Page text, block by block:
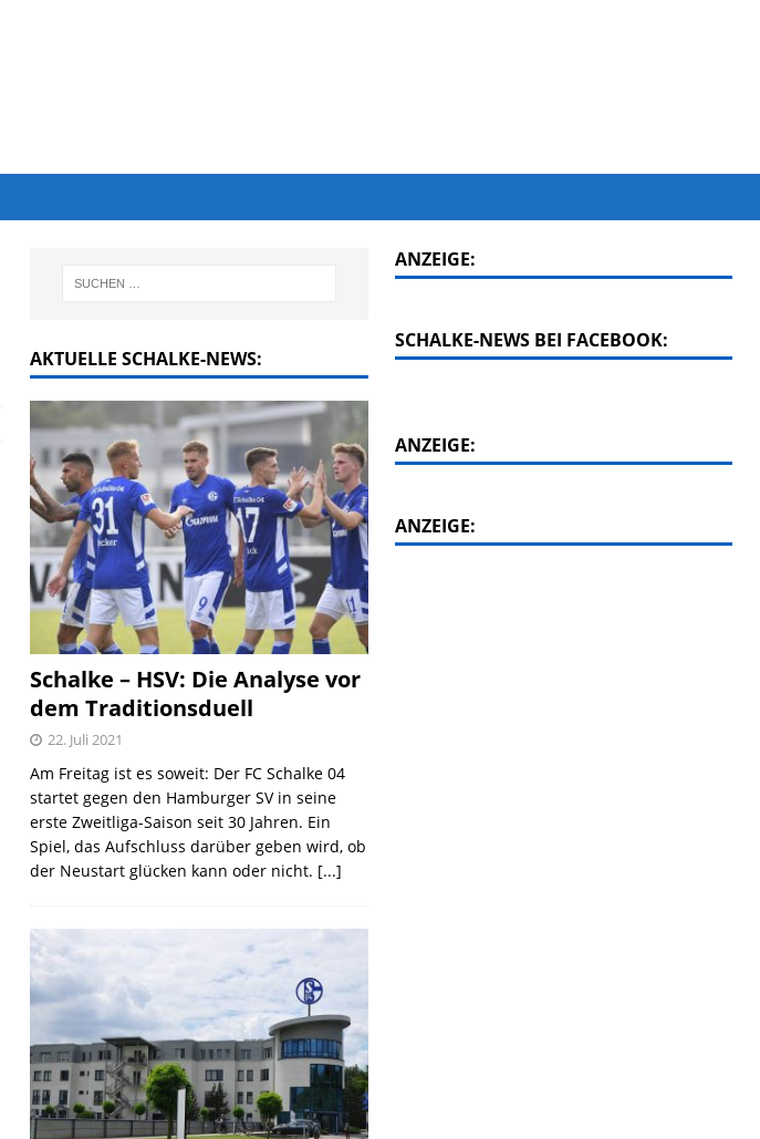
AKTUELLE SCHALKE-NEWS:
Schalke – HSV: Die Analyse vor
dem Traditionsduell
22. Juli 2021
Am Freitag ist es soweit: Der FC Schalke 04
startet gegen den Hamburger SV in seine
erste Zweitliga-Saison seit 30 Jahren. Ein
Spiel, das Aufschluss darüber geben wird, ob
der Neustart glücken kann oder nicht. [...]
ANZEIGE:
SCHALKE-NEWS BEI FACEBOOK:
ANZEIGE:
ANZEIGE: